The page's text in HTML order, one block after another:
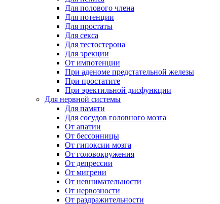
Для полового члена
Для потенции
Для простаты
Для секса
Для тестостерона
Для эрекции
От импотенции
При аденоме предстательной железы
При простатите
При эректильной дисфункции
Для нервной системы
Для памяти
Для сосудов головного мозга
От апатии
От бессонницы
От гипоксии мозга
От головокружения
От депрессии
От мигрени
От невнимательности
От нервозности
От раздражительности